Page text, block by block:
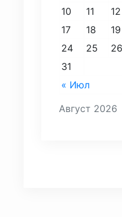
Август 2026
« Июл
10
11 12
17
18 19
24
25 26
31